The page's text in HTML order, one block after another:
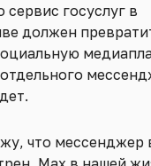
сервис госуслуг в
должен
что мессенджер